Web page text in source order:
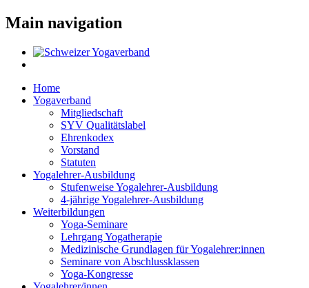
Main navigation
Home
Yogaverband
Mitgliedschaft
SYV Qualitätslabel
Ehrenkodex
Vorstand
Statuten
Yogalehrer-Ausbildung
Stufenweise Yogalehrer-Ausbildung
4-jährige Yogalehrer-Ausbildung
Weiterbildungen
Yoga-Seminare
Lehrgang Yogatherapie
Medizinische Grundlagen für Yogalehrer:innen
Seminare von Abschlussklassen
Yoga-Kongresse